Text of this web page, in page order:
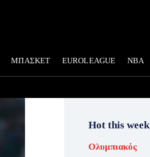
ΜΠΑΣΚΕΤ EUROLEAGUE NBA
Hot this week
Ολυμπιακός